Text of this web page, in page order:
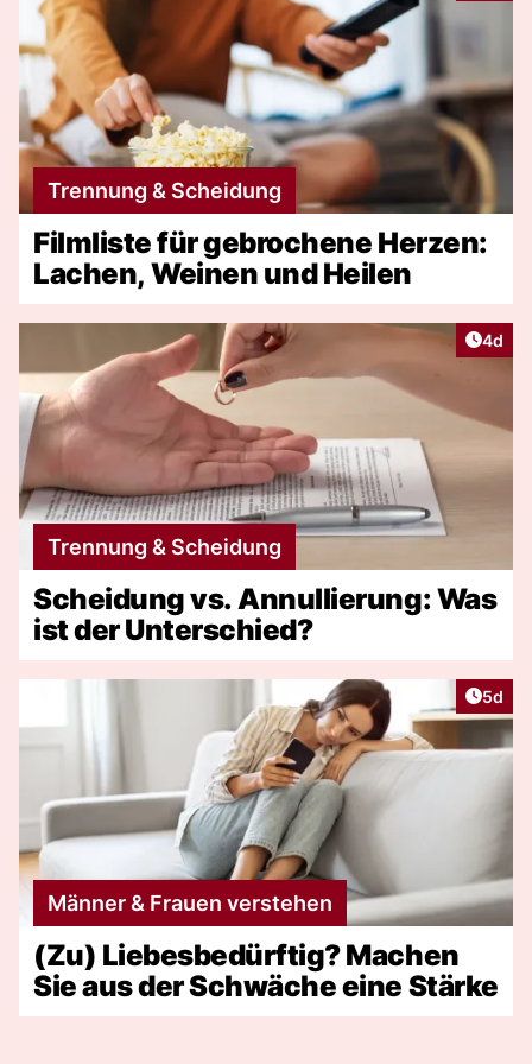
Trennung & Scheidung
Filmliste für gebrochene Herzen:
Lachen, Weinen und Heilen
4d
Trennung & Scheidung
Scheidung vs. Annullierung: Was
ist der Unterschied?
5d
Männer & Frauen verstehen
(Zu) Liebesbedürftig? Machen
Sie aus der Schwäche eine Stärke